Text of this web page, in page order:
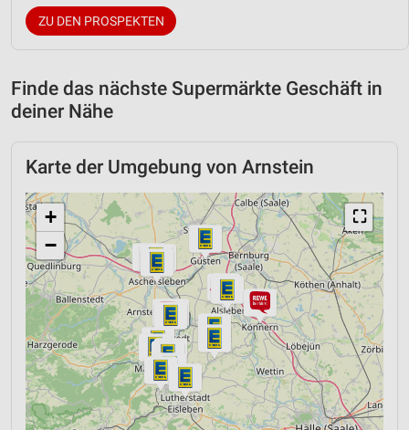
ZU DEN PROSPEKTEN
Finde das nächste Supermärkte Geschäft in
deiner Nähe
Karte der Umgebung von Arnstein
⛶
+
−